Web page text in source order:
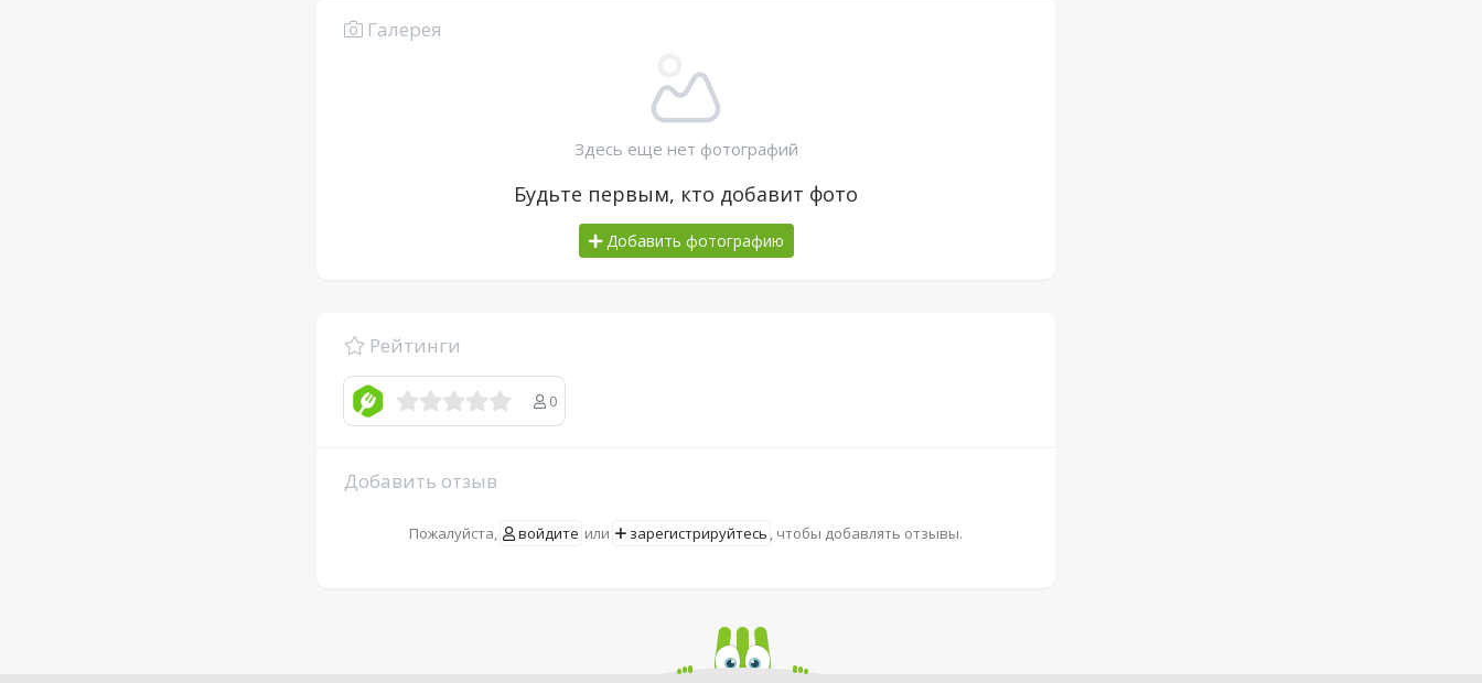
Галерея
Здесь еще нет фотографий
Будьте первым, кто добавит фото
Добавить фотографию
Рейтинги
0
Добавить отзыв
Пожалуйста, войдите или зарегистрируйтесь , чтобы добавлять отзывы.